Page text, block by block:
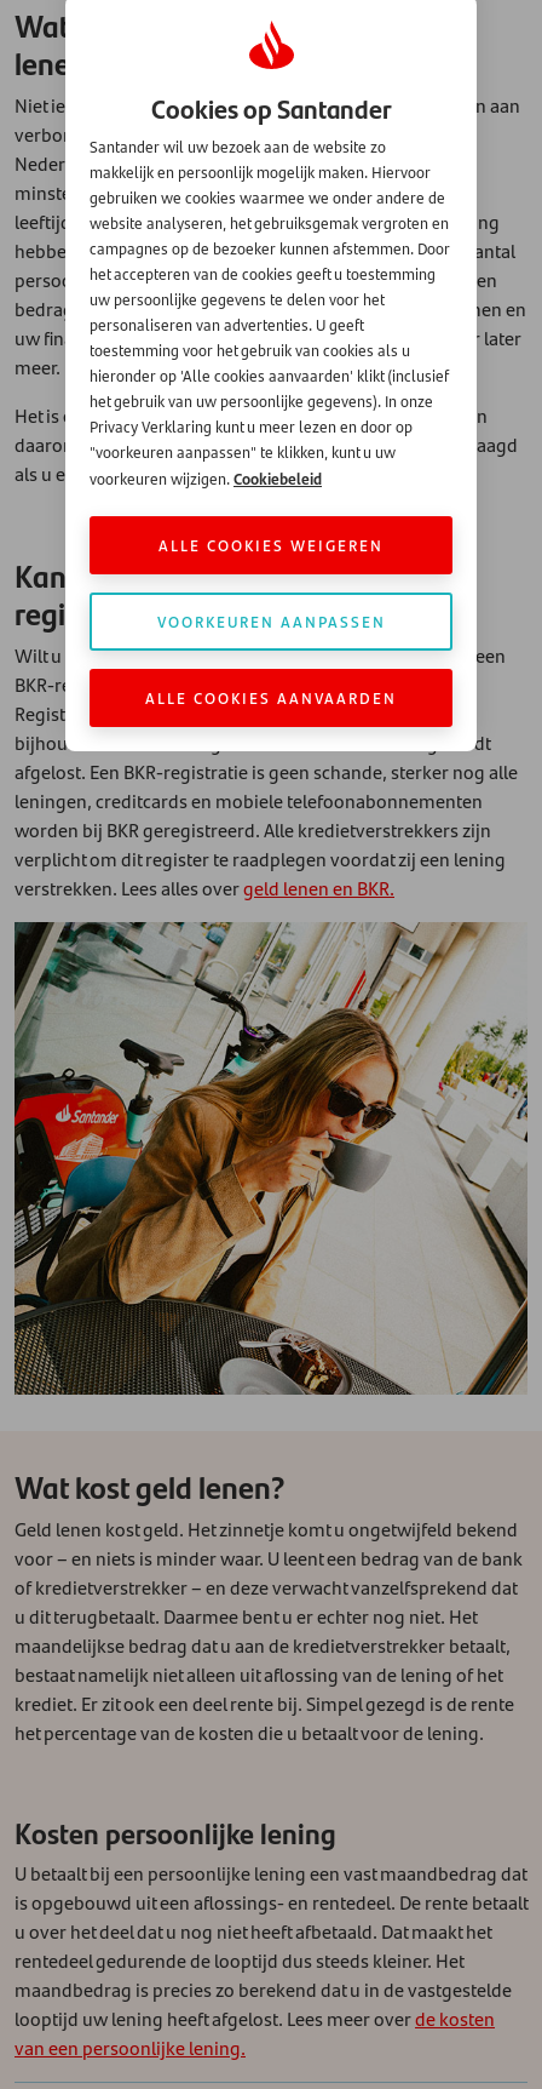
Wat zijn de voorwaarden voor het
lenen van geld?
Niet iedereen kan zomaar geld lenen, er zijn voorwaarden aan
verbonden die belangrijk zijn. U moet bijvoorbeeld in
Nederland wonen, over een vast inkomen beschikken,
minstens achttien jaar zijn, de lening vóór een bepaalde
leeftijd af kunnen lossen en een Nederlandse bankrekening
hebben. De kredietverstrekker kijkt daarnaast naar een aantal
persoonsgebonden factoren die de hoogte van het te lenen
bedrag mede bepalen, waarvan de hoogte van uw inkomen en
uw financiële lasten de belangrijkste zijn - maar daarover later
meer.
Het is ook belangrijk dat u alle gegevens kunt aantonen en
daarom worden er altijd bewijsdocumenten bij u opgevraagd
als u een leningaanvraag indient.
Kan ik geld lenen met een BKR-
registratie?
Wilt u een lening aanvragen? Dan wordt er gecheckt of u een
BKR-registratie heeft. BKR staat voor Bureau Krediet
Registratie: deze instantie is in Nederland belast met het
bijhouden wie een lening heeft – en hoe deze lening wordt
afgelost. Een BKR-registratie is geen schande, sterker nog alle
leningen, creditcards en mobiele telefoonabonnementen
worden bij BKR geregistreerd. Alle kredietverstrekkers zijn
verplicht om dit register te raadplegen voordat zij een lening
verstrekken. Lees alles overgeld lenen en BKR.
Wat kost geld lenen?
Geld lenen kost geld. Het zinnetje komt u ongetwijfeld bekend
voor – en niets is minder waar. U leent een bedrag van de bank
of kredietverstrekker – en deze verwacht vanzelfsprekend dat
u dit terugbetaalt. Daarmee bent u er echter nog niet. Het
maandelijkse bedrag dat u aan de kredietverstrekker betaalt,
bestaat namelijk niet alleen uit aflossing van de lening of het
krediet. Er zit ook een deel rente bij. Simpel gezegd is de rente
het percentage van de kosten die u betaalt voor de lening.
Kosten persoonlijke lening
U betaalt bij een persoonlijke lening een vast maandbedrag dat
is opgebouwd uit een aflossings- en rentedeel. De rente betaalt
u over het deel dat u nog niet heeft afbetaald. Dat maakt het
rentedeel gedurende de looptijd dus steeds kleiner. Het
maandbedrag is precies zo berekend dat u in de vastgestelde
looptijd uw lening heeft afgelost. Lees meer overde kosten
van een persoonlijke lening.
Cookies op Santander
Santander wil uw bezoek aan de website zo
makkelijk en persoonlijk mogelijk maken. Hiervoor
gebruiken we cookies waarmee we onder andere de
website analyseren, het gebruiksgemak vergroten en
campagnes op de bezoeker kunnen afstemmen. Door
het accepteren van de cookies geeft u toestemming
uw persoonlijke gegevens te delen voor het
personaliseren van advertenties. U geeft
toestemming voor het gebruik van cookies als u
hieronder op 'Alle cookies aanvaarden' klikt (inclusief
het gebruik van uw persoonlijke gegevens). In onze
Privacy Verklaring kunt u meer lezen en door op
"voorkeuren aanpassen" te klikken, kunt u uw
voorkeuren wijzigen.Cookiebeleid
ALLE COOKIES WEIGEREN
VOORKEUREN AANPASSEN
ALLE COOKIES AANVAARDEN